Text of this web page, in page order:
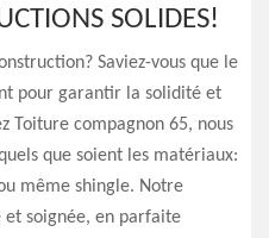
SOLIDES!
Saviez-vous que le
pour garantir la solidité et
Toiture compagnon 65, nous
que soient les matériaux:
même shingle. Notre
et soignée, en parfaite